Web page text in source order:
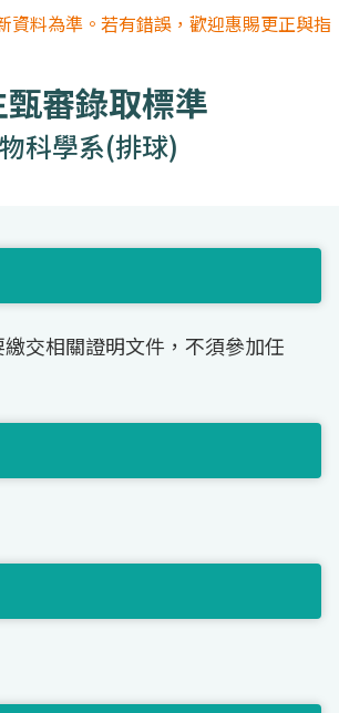
資料為準。若有錯誤，歡迎惠賜更正與指
審錄取標準
科學系(排球)
交相關證明文件，不須參加任